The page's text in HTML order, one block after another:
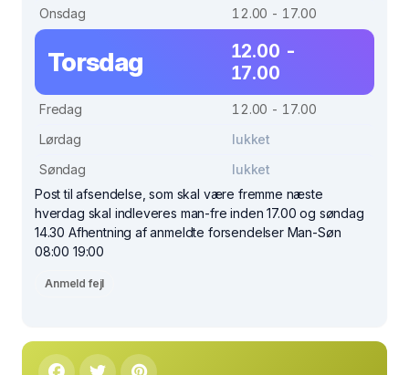
Onsdag
12.00 - 17.00
Torsdag
12.00 -
17.00
Fredag
12.00 - 17.00
Lørdag
lukket
Søndag
lukket
Post til afsendelse, som skal være fremme næste
hverdag skal indleveres man-fre inden 17.00 og søndag
14.30 Afhentning af anmeldte forsendelser Man-Søn
08:00 19:00
Anmeld fejl